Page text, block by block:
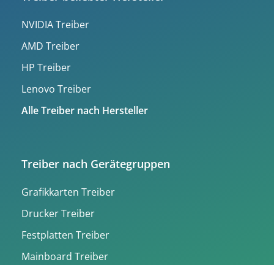
NVIDIA Treiber
AMD Treiber
HP Treiber
Lenovo Treiber
Alle Treiber nach Hersteller
Treiber nach Gerätegruppen
Grafikkarten Treiber
Drucker Treiber
Festplatten Treiber
Mainboard Treiber